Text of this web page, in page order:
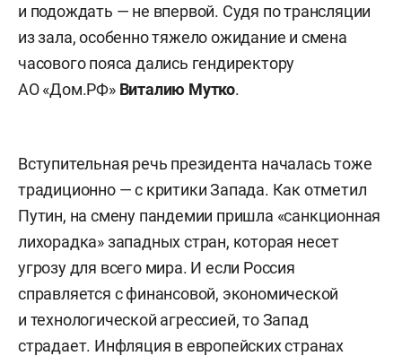
и подождать — не впервой. Судя по трансляции
из зала, особенно тяжело ожидание и смена
часового пояса дались гендиректору
АО «Дом.РФ» Виталию Мутко.
Вступительная речь президента началась тоже
традиционно — с критики Запада. Как отметил
Путин, на смену пандемии пришла «санкционная
лихорадка» западных стран, которая несет
угрозу для всего мира. И если Россия
справляется с финансовой, экономической
и технологической агрессией, то Запад
страдает. Инфляция в европейских странах